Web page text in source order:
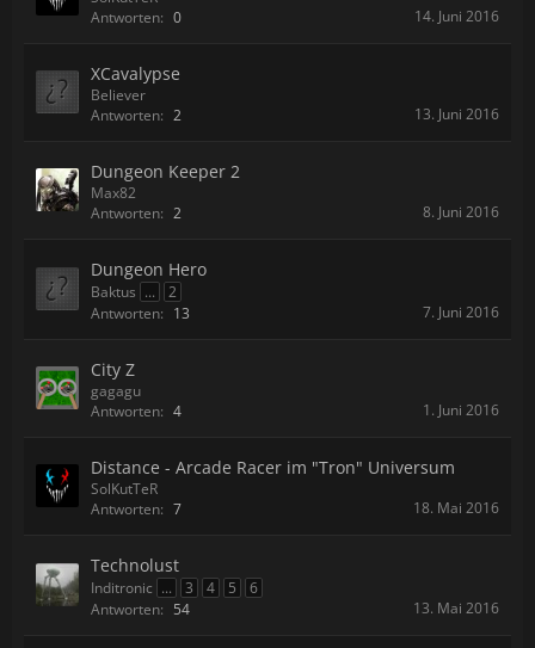
Antworten: 0 14. Juni 2016
XCavalypse
Believer
Antworten: 2 13. Juni 2016
Dungeon Keeper 2
Max82
Antworten: 2 8. Juni 2016
Dungeon Hero
Baktus ...
2
Antworten: 13 7. Juni 2016
City Z
gagagu
Antworten: 4 1. Juni 2016
Distance - Arcade Racer im "Tron" Universum
SolKutTeR
Antworten: 7 18. Mai 2016
Technolust
Inditronic ... 3 4 5
6
Antworten: 54 13. Mai 2016